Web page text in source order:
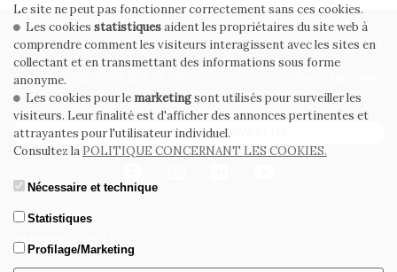
PRIVACY POLICY COOKIE POLICY
CONDITIONS GÉNÉRALES DE VENTE
ABONNEZ-VOUS À LA NEWSLETTER
Le site ne peut pas fonctionner correctement sans ces cookies.
Les cookies statistiquesaident les propriétaires du site web à
comprendre comment les visiteurs interagissent avec les sites en
collectant et en transmettant des informations sous forme
anonyme.
Les cookies pour le marketingsont utilisés pour surveiller les
visiteurs. Leur finalité est d'afficher des annonces pertinentes et
attrayantes pour l'utilisateur individuel.
Consultez la POLITIQUE CONCERNANT LES COOKIES.
Nécessaire et technique
Statistiques
Profilage/Marketing